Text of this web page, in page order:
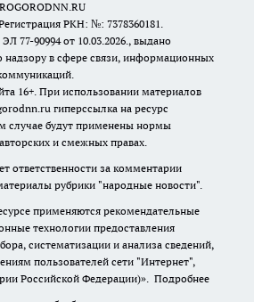
РКН: №: 7378360181.
77-90994 от 10.03.2026., выдано
надзору в сфере связи, информационных
16+. При использовании материалов
гиперссылка на ресурс
случае будут применены нормы
и смежных правах.
ответственности за комментарии
рубрики "народные новости".
применяются рекомендательные
технологии предоставления
систематизации и анализа сведений,
пользователей сети "Интернет",
Российской Федерации)». Подробнее